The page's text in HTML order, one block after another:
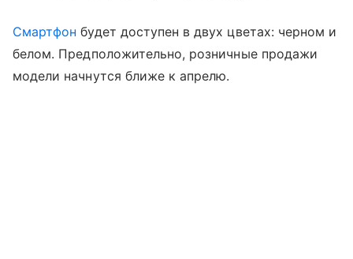
Смартфон будет доступен в двух цветах: черном и
белом. Предположительно, розничные продажи
модели начнутся ближе к апрелю.